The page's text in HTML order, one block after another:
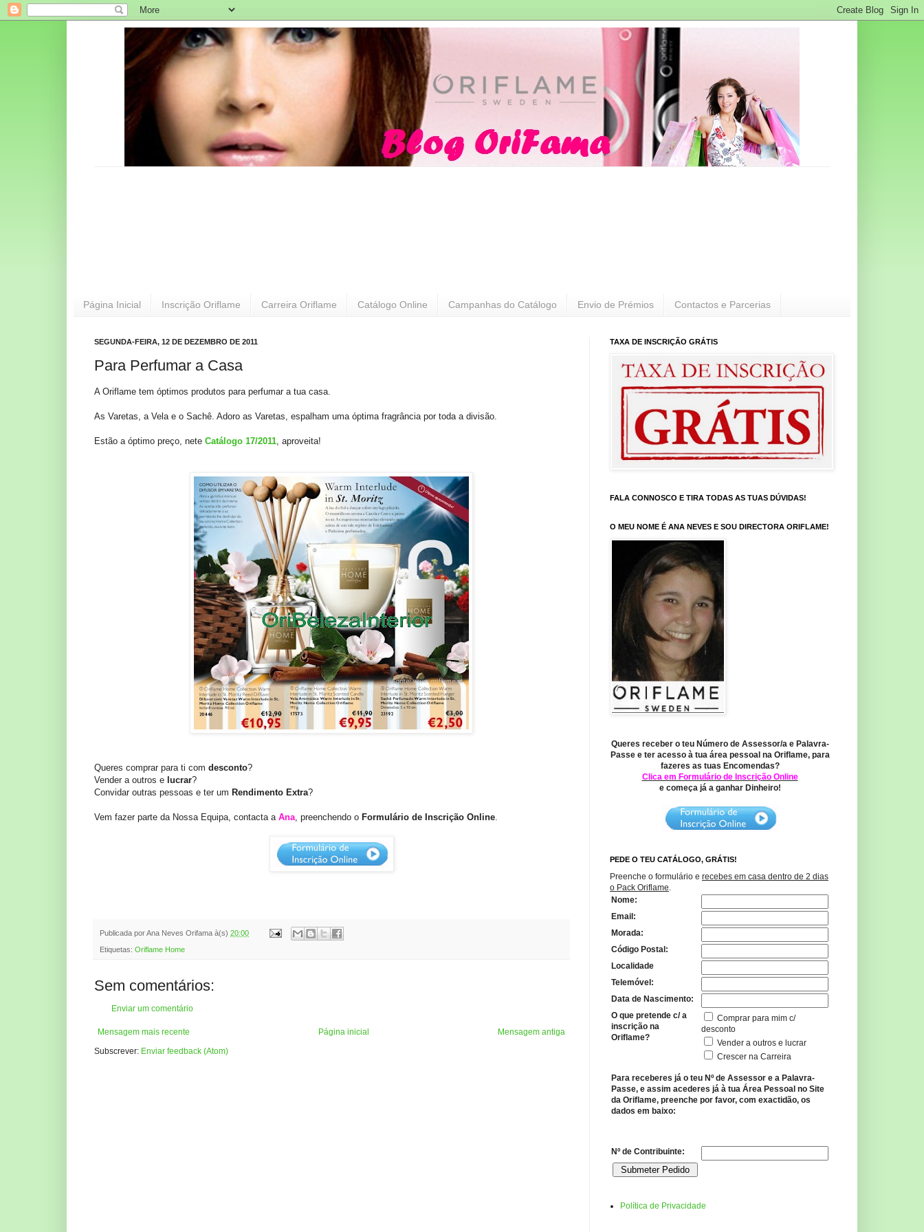
Página Inicial Inscrição Oriflame Carreira Oriflame Catálogo Online Campanhas do Catálogo Envio de Prémios Contactos e Parcerias
SEGUNDA-FEIRA, 12 DE DEZEMBRO DE 2011
Para Perfumar a Casa
A Oriflame tem óptimos produtos para perfumar a tua casa.
As Varetas, a Vela e o Sachê. Adoro as Varetas, espalham uma óptima fragrância por toda a divisão.
Estão a óptimo preço, nete Catálogo 17/2011, aproveita!
Queres comprar para ti com desconto?
Vender a outros e lucrar?
Convidar outras pessoas e ter um Rendimento Extra?
Vem fazer parte da Nossa Equipa, contacta a Ana, preenchendo o Formulário de Inscrição Online.
Publicada porAna Neves Orifama à(s) 20:00
Etiquetas: Oriflame Home
Sem comentários:
Enviar um comentário
Mensagem mais recente Mensagem antiga
Página inicial
Subscrever: Enviar feedback (Atom)
TAXA DE INSCRIÇÃO GRÁTIS
FALA CONNOSCO E TIRA TODAS AS TUAS DÚVIDAS!
O MEU NOME É ANA NEVES E SOU DIRECTORA ORIFLAME!
Queres receber o teu Número de Assessor/a e Palavra-
Passe e ter acesso à tua área pessoal na Oriflame, para
fazeres as tuas Encomendas?
Clica em Formulário de Inscrição Online
e começa já a ganhar Dinheiro!
PEDE O TEU CATÁLOGO, GRÁTIS!
Preenche o formulário e recebes em casa dentro de 2 dias
o Pack Oriflame
Nome:
Email:
Morada:
Código Postal:
Localidade
Telemóvel:
Data de Nascimento:
O que pretende c/ a
inscrição na
Oriflame?
Comprar para mim c/
desconto
Vender a outros e lucrar
Crescer na Carreira
Para receberes já o teu Nº de Assessor e a Palavra-
Passe, e assim acederes já à tua Área Pessoal no Site
da Oriflame, preenche por favor, com exactidão, os
dados em baixo:
Nº de Contribuinte:
Política de Privacidade